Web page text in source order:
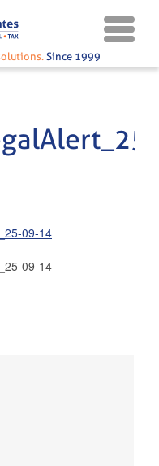
Since 1999
09-14
09-14